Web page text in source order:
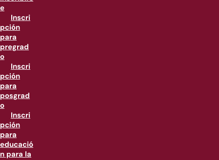
e
Inscri
pción
para
pregrad
o
Inscri
pción
para
posgrad
o
Inscri
pción
para
educació
n para la